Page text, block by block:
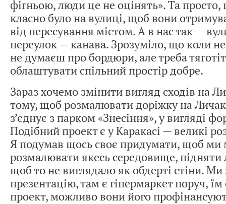
фігньою, люди це не оцінять». Та
класно було на вулиці, щоб вони
від пересування містом. А в нас так —
переулок — канава. Зрозуміло, що коли
не думаєш про бордюри, але треба
облаштувати спільний простір добре.
Зараз хочемо змінити вигляд сходів на
тому, щоб розмалювати доріжку на
з’єднує з парком «Знесіння», у вигляді
Подібний проект є у Каракасі — великі
Я подумав щось своє придумати, щоб ми
розмалювати якесь середовище, підняти
щоб то не виглядало як обдерті стіни.
презентацію, там є гіпермаркет поруч,
проект, можливо вони його